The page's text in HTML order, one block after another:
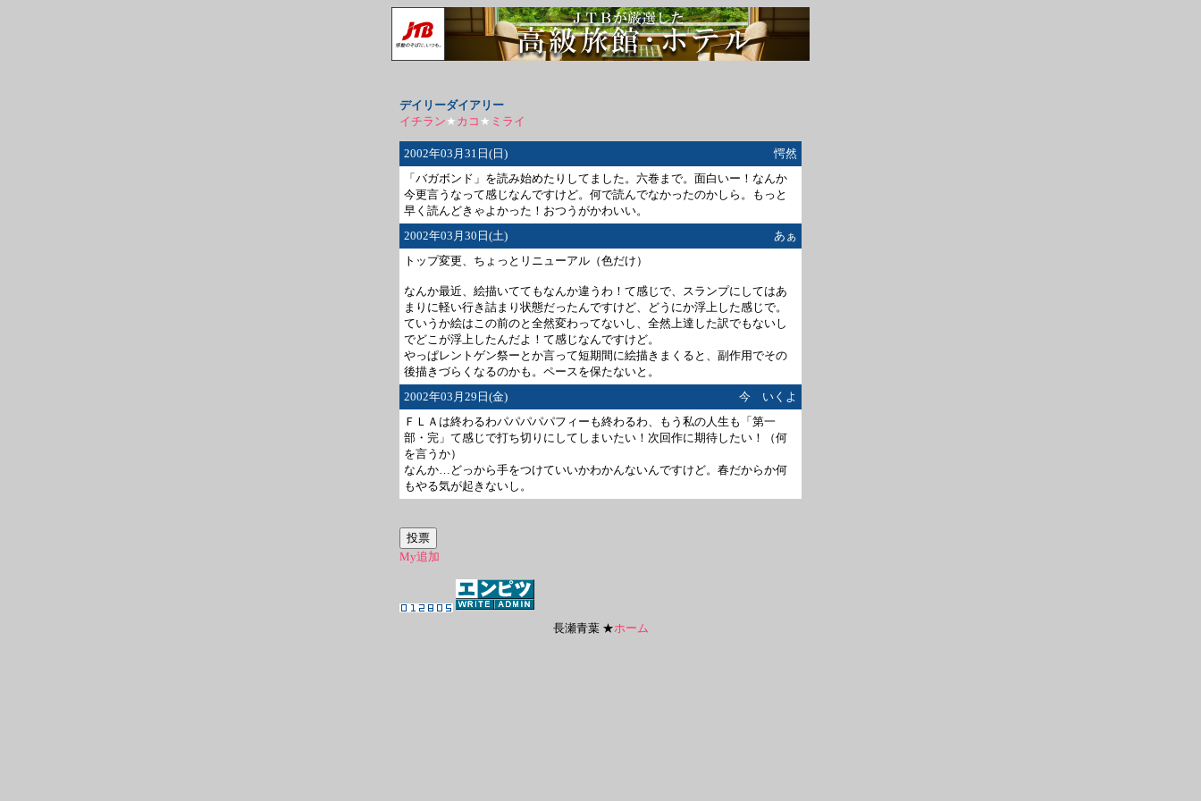
デイリーダイアリー
イチラン★ カコ ★ ミライ
2002年03月31日(日)
愕然
「バガボンド」を読み始めたりしてました。六巻まで。面白いー！なんか
今更言うなって感じなんですけど。何で読んでなかったのかしら。もっと
早く読んどきゃよかった！おつうがかわいい。
2002年03月30日(土)
あぁ
トップ変更、ちょっとリニューアル（色だけ）
なんか最近、絵描いててもなんか違うわ！て感じで、スランプにしてはあ
まりに軽い行き詰まり状態だったんですけど、どうにか浮上した感じで。
ていうか絵はこの前のと全然変わってないし、全然上達した訳でもないし
でどこが浮上したんだよ！て感じなんですけど。
やっぱレントゲン祭ーとか言って短期間に絵描きまくると、副作用でその
後描きづらくなるのかも。ペースを保たないと。
2002年03月29日(金)
今 いくよ
ＦＬＡは終わるわパパパパパフィーも終わるわ、もう私の人生も「第一
部・完」て感じで打ち切りにしてしまいたい！次回作に期待したい！（何
を言うか）
なんか…どっから手をつけていいかわかんないんですけど。春だからか何
もやる気が起きないし。
My追加
長瀬青葉 ★ホーム